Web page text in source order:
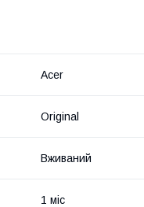
Acer
Original
Вживаний
1 міс